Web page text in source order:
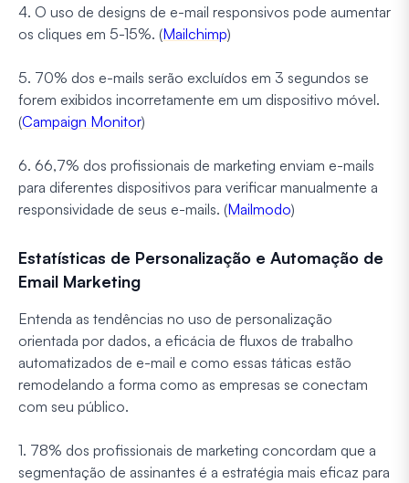
4. O uso de designs de e-mail responsivos pode aumentar
os cliques em 5-15%. (Mailchimp)
5. 70% dos e-mails serão excluídos em 3 segundos se
forem exibidos incorretamente em um dispositivo móvel.
(Campaign Monitor)
6. 66,7% dos profissionais de marketing enviam e-mails
para diferentes dispositivos para verificar manualmente a
responsividade de seus e-mails. (Mailmodo)
Estatísticas de Personalização e Automação de
Email Marketing
Entenda as tendências no uso de personalização
orientada por dados, a eficácia de fluxos de trabalho
automatizados de e-mail e como essas táticas estão
remodelando a forma como as empresas se conectam
com seu público.
1. 78% dos profissionais de marketing concordam que a
segmentação de assinantes é a estratégia mais eficaz para